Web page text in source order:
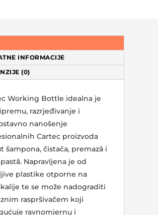
INFORMACIJE
(0)
Working Bottle idealna je
razrjeđivanje i
nanošenje
Cartec proizvoda
šampona, čistača, premazâ i
Napravljena je od
plastike otporne na
te se može nadograditi
raspršivačem koji
ravnomjernu i